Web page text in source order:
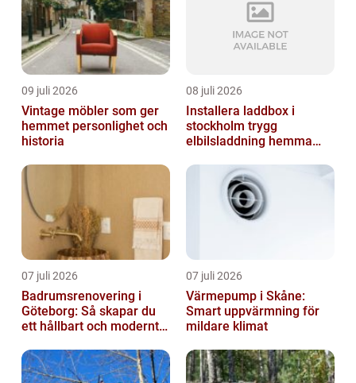
09 juli 2026
Vintage möbler som ger
hemmet personlighet och
historia
08 juli 2026
Installera laddbox i
stockholm trygg
elbilsladdning hemma
07 juli 2026
Badrumsrenovering i
Göteborg: Så skapar du
ett hållbart och modernt
07 juli 2026
Värmepump i Skåne:
Smart uppvärmning för
mildare klimat